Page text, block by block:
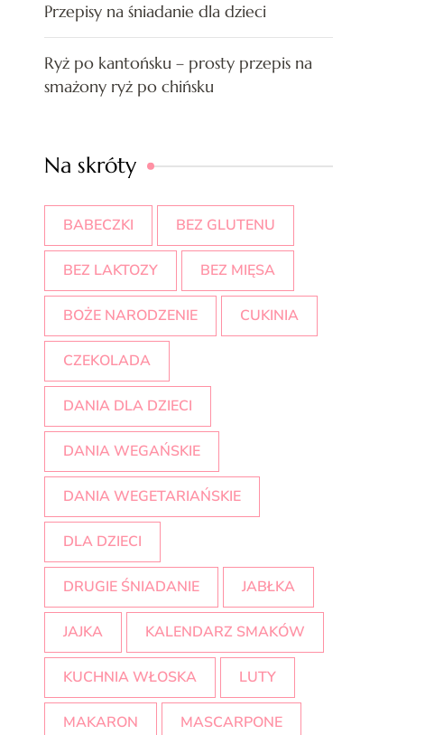
Przepisy na śniadanie dla dzieci
Ryż po kantońsku – prosty przepis na
smażony ryż po chińsku
Na skróty
BABECZKI BEZ GLUTENU
BEZ LAKTOZY BEZ MIĘSA
BOŻE NARODZENIE CUKINIA
CZEKOLADA
DANIA DLA DZIECI
DANIA WEGAŃSKIE
DANIA WEGETARIAŃSKIE
DLA DZIECI
DRUGIE ŚNIADANIE JABŁKA
JAJKA KALENDARZ SMAKÓW
KUCHNIA WŁOSKA LUTY
MAKARON MASCARPONE